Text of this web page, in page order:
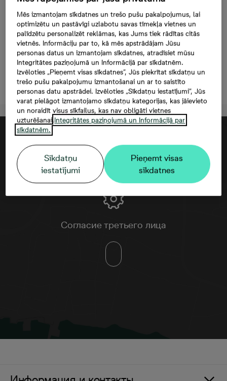
Evalda Valtera 44C-41,
154 000 €, 3 комнаты,
60,1 м²
Oставить контактную информацию
Согласие третьего лица
Mēs izmantojam sīkdatnes un trešo pušu pakalpojumus, lai
optimizētu un pastāvīgi uzlabotu savas tīmekļa vietnes un
palīdzētu personalizēt reklāmas, kas Jums tiek rādītas citās
vietnēs. Informāciju par to, kā mēs apstrādājam Jūsu
personas datus un izmantojam sīkdatnes, atradīsiet mūsu
Integritātes paziņojumā un Informācijā par sīkdatnēm.
Izvēloties „Pieņemt visas sīkdatnes”, Jūs piekrītat sīkdatņu un
trešo pušu pakalpojumu izmantošanai un ar to saistīto
personas datu apstrādei. Izvēloties „Sīkdatņu iestatījumi”, Jūs
varat pielāgot izmantojamo sīkdatņu kategorijas, kas jāievieto
un noraidīt visus sīkfailus, kas nav obligāti vietnes
uzturēšanai.Integritātes paziņojumā un Informācijā par
sīkdatnēm.
Sīkdatņu
iestatījumi
Pieņemt visas
sīkdatnes